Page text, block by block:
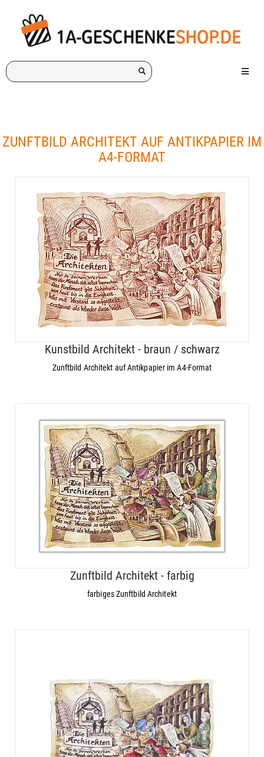
Ich
suche
Menü
ZUNFTBILD ARCHITEKT AUF ANTIKPAPIER IM
A4-FORMAT
Kunstbild Architekt - braun / schwarz
Zunftbild Architekt auf Antikpapier im A4-Format
Zunftbild Architekt - farbig
farbiges Zunftbild Architekt